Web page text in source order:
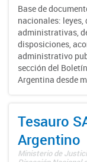
Base de
nacionales: leyes,
administrativas,
disposiciones,
administrativo
sección del
Argentina desde
Tesauro
Argentino
Ministerio de